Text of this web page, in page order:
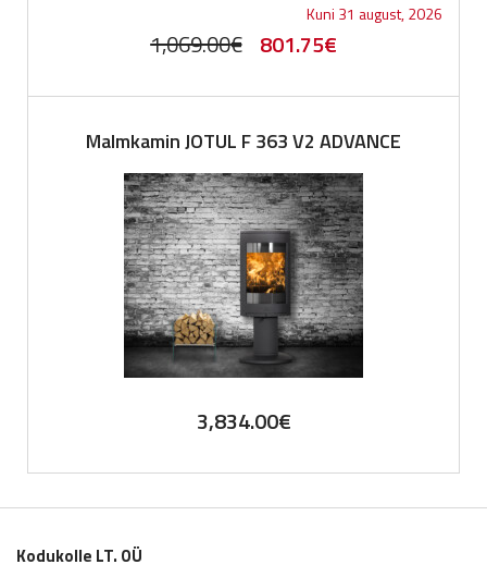
Kuni 31 august, 2026
1,069.00€ Original
1,069.00€.
801.75€Current
801.75€.
Malmkamin JOTUL F 363 V2 ADVANCE
3,834.00€
Kodukolle LT. OÜ